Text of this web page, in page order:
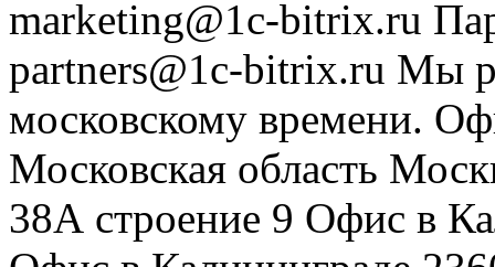
marketing@1c-bitrix.ru
partners@1c-bitrix.ru Мы
московскому времени.
Московская область
38А строение 9 Офис в